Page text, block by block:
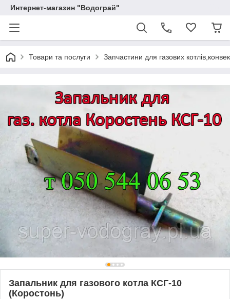
Интернет-магазин "Водограй"
Товари та послуги Запчастини для газових
Запальник для газового котла КСГ-10
(Коростонь)